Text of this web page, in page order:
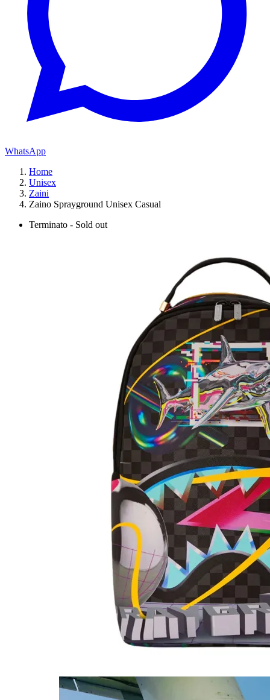
WhatsApp
Home
Unisex
Zaini
Zaino Sprayground Unisex Casual
Terminato - Sold out